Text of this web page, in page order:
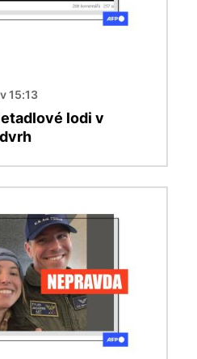
15:13
lodi v